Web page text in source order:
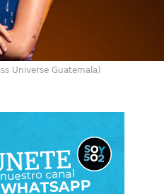
Universe Guatemala)